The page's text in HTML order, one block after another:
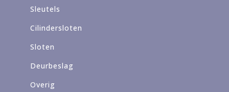
Sleutels
Cilindersloten
Sloten
Deurbeslag
Overig